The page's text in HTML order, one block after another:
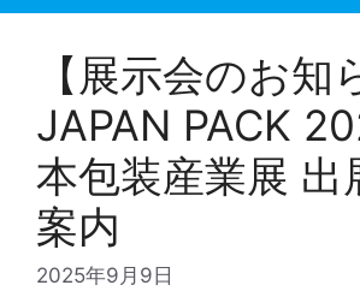
【展示会のお知
JAPAN PACK
本包装産業展 出
案内
2025年9月9日